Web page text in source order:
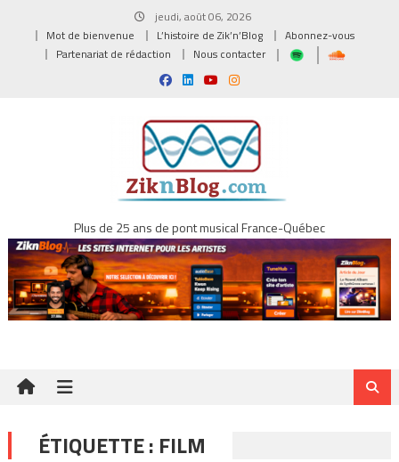
jeudi, août 06, 2026
Mot de bienvenue
L’histoire de Zik’n’Blog
Abonnez-vous
Partenariat de rédaction
Nous contacter
Plus de 25 ans de pont musical France-Québec
ÉTIQUETTE : FILM